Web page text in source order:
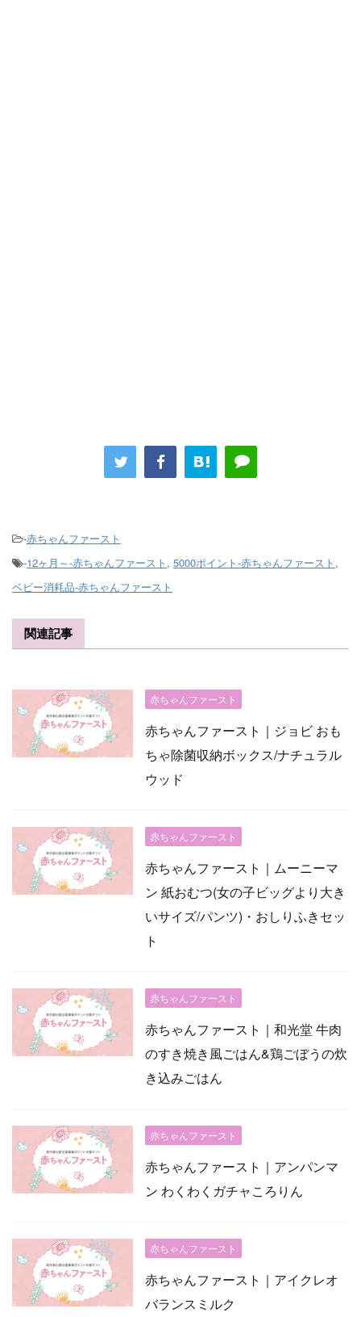
-赤ちゃんファースト
-12ヶ月～-赤ちゃんファースト , 5000ポイント-赤ちゃんファースト ,
ベビー消耗品-赤ちゃんファースト
関連記事
赤ちゃんファースト
赤ちゃんファースト｜ジョビ おも
ちゃ除菌収納ボックス/ナチュラル
ウッド
赤ちゃんファースト
赤ちゃんファースト｜ムーニーマ
ン 紙おむつ(女の子ビッグより大き
いサイズ/パンツ)・おしりふきセッ
ト
赤ちゃんファースト
赤ちゃんファースト｜和光堂 牛肉
のすき焼き風ごはん&鶏ごぼうの炊
き込みごはん
赤ちゃんファースト
赤ちゃんファースト｜アンパンマ
ン わくわくガチャころりん
赤ちゃんファースト
赤ちゃんファースト｜アイクレオ
バランスミルク